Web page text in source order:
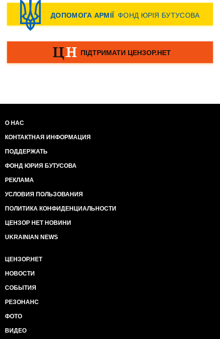
О НАС
КОНТАКТНАЯ ИНФОРМАЦИЯ
ПОДДЕРЖАТЬ
ФОНД ЮРИЯ БУТУСОВА
РЕКЛАМА
УСЛОВИЯ ПОЛЬЗОВАНИЯ
ПОЛИТИКА КОНФИДЕНЦИАЛЬНОСТИ
ЦЕНЗОР НЕТ НОВИНИ
UKRAINIAN NEWS
ЦЕНЗОР.НЕТ
НОВОСТИ
СОБЫТИЯ
РЕЗОНАНС
ФОТО
ВИДЕО